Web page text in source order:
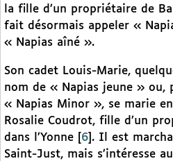
la fille d’un propriétaire de
fait désormais appeler «
« Napias aîné ».
Son cadet Louis-Marie,
nom de « Napias jeune » ou,
« Napias Minor », se marie
Rosalie Coudrot, fille d’un
dans l’Yonne
6 . Il est
Saint-Just, mais s’intéresse